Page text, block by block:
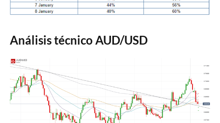
Análisis técnico AUD/USD